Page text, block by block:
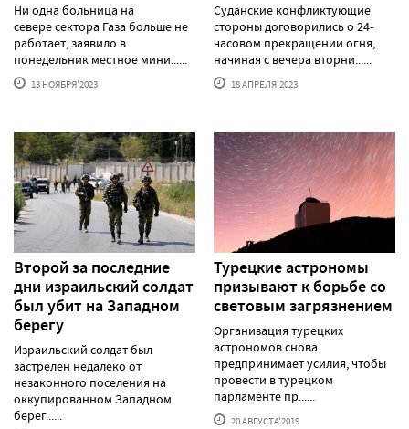
Ни одна больница на
севере сектора Газа больше не
работает, заявило в
понедельник местное мини......
13 НОЯБРЯ'2023
Суданские конфликтующие
стороны договорились о 24-
часовом прекращении огня,
начиная с вечера вторни......
18 АПРЕЛЯ'2023
Второй за последние
дни израильский солдат
был убит на Западном
берегу
Израильский солдат был
застрелен недалеко от
незаконного поселения на
оккупированном Западном
берег......
Турецкие астрономы
призывают к борьбе со
световым загрязнением
Организация турецких
астрономов снова
предпринимает усилия, чтобы
провести в турецком
парламенте пр......
20 АВГУСТА'2019